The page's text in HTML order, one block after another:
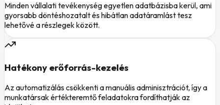
Minden vállalati tevékenység egyetlen adatbázisba kerül, ami
gyorsabb döntéshozatalt és hibátlan adatáramlást tesz
lehetővé a részlegek között.
Hatékony erőforrás-kezelés
Az automatizálás csökkenti a manuális adminisztrációt, így a
munkatársak értékteremtő feladatokra fordíthatják az